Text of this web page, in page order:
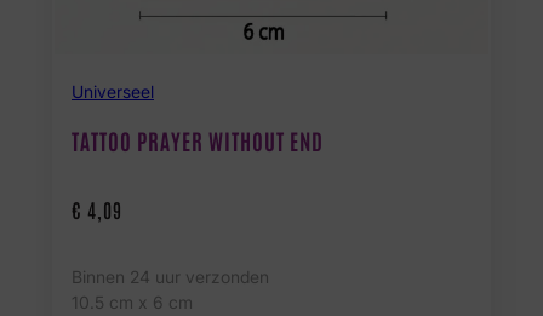
Universeel
TATTOO PRAYER WITHOUT END
€ 4,09
Binnen 24 uur verzonden
10.5 cm x 6 cm